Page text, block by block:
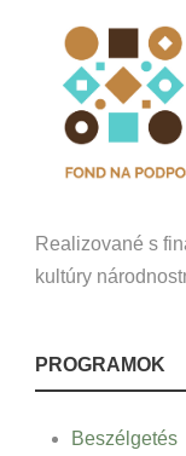
Realizované s
kultúry
PROGRAMOK
Beszélgetés